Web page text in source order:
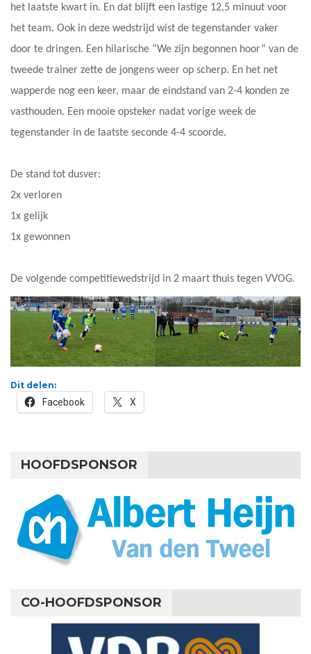
het laatste kwart in. En dat blijft een lastige 12,5 minuut voor
het team. Ook in deze wedstrijd wist de tegenstander vaker
door te dringen. Een hilarische “We zijn begonnen hoor” van de
tweede trainer zette de jongens weer op scherp. En het net
wapperde nog een keer, maar de eindstand van 2-4 konden ze
vasthouden. Een mooie opsteker nadat vorige week de
tegenstander in de laatste seconde 4-4 scoorde.
De stand tot dusver:
2x verloren
1x gelijk
1x gewonnen
De volgende competitiewedstrijd in 2 maart thuis tegen VVOG.
Dit delen:
Facebook X
HOOFDSPONSOR
CO-HOOFDSPONSOR